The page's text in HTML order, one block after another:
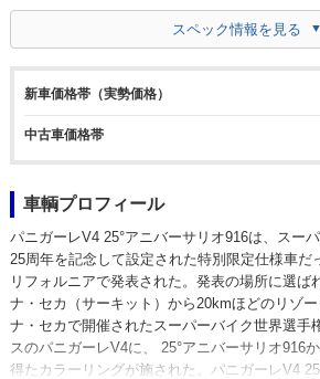
スペック情報を見る
新車価格帯（実勢価格）
中古車価格帯
車輌プロフィール
パニガーレV4 25°アニバーサリオ916は、スー
25周年を記念して設定された特別限定仕様車だ
リフォルニアで発表された。発表の場所に選ば
ナ・セカ（サーキット）から20kmほどのリゾ
ナ・セカで開催されたスーパーバイク世界選手
スのパニガーレV4に、 25°アニバーサリオ916
得たカラーリングが施された。パニガーレV4